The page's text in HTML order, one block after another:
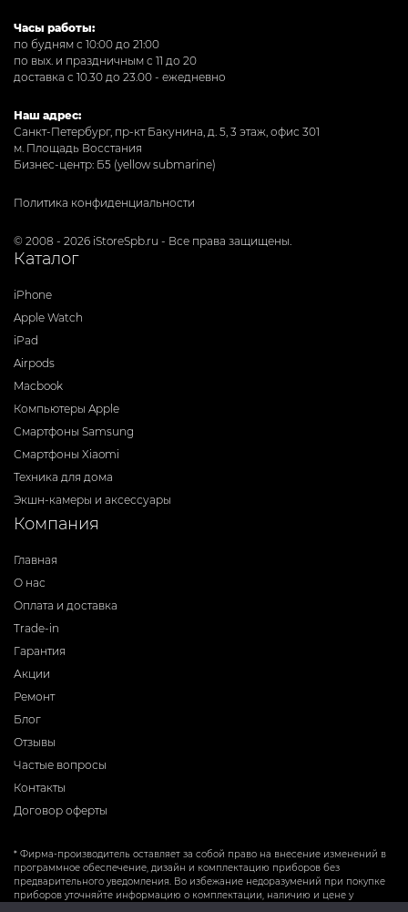
Часы работы:
по будням с 10:00 до 21:00
по вых. и праздничным с 11 до 20
доставка с 10.30 до 23.00 - ежедневно
Наш адрес:
Санкт-Петербург, пр-кт Бакунина, д. 5, 3 этаж, офис 301
м. Площадь Восстания
Бизнес-центр: Б5 (yellow submarine)
Политика конфиденциальности
© 2008 - 2026 iStoreSpb.ru - Все права защищены.
Каталог
iPhone
Apple Watch
iPad
Airpods
Macbook
Компьютеры Apple
Смартфоны Samsung
Смартфоны Xiaomi
Техника для дома
Экшн-камеры и аксессуары
Компания
Главная
О нас
Оплата и доставка
Trade-in
Гарантия
Акции
Ремонт
Блог
Отзывы
Частые вопросы
Контакты
Договор оферты
* Фирма-производитель оставляет за собой право на внесение изменений в
программное обеспечение, дизайн и комплектацию приборов без
предварительного уведомления. Во избежание недоразумений при покупке
приборов уточняйте информацию о комплектации, наличию и цене у